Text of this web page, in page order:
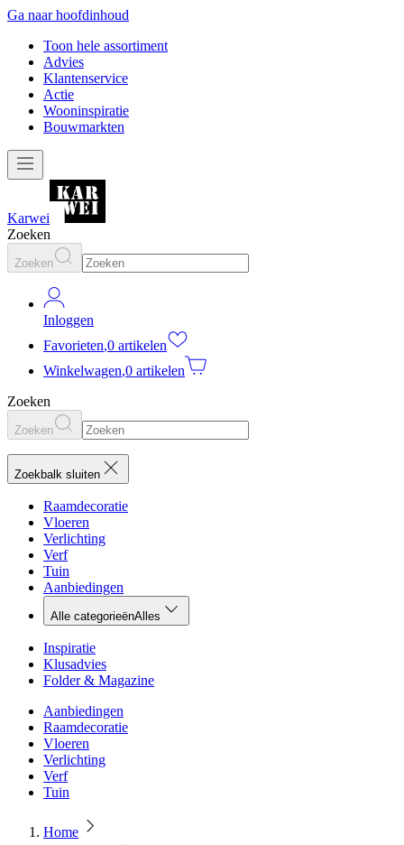
Ga naar hoofdinhoud
Toon hele assortiment
Advies
Klantenservice
Actie
Wooninspiratie
Bouwmarkten
Karwei
Zoeken
Zoeken
Inloggen
Favorieten,0 artikelen
Winkelwagen,0 artikelen
Zoeken
Zoeken
Zoekbalk sluiten
Raamdecoratie
Vloeren
Verlichting
Verf
Tuin
Aanbiedingen
Alle categorieënAlles
Inspiratie
Klusadvies
Folder & Magazine
Aanbiedingen
Raamdecoratie
Vloeren
Verlichting
Verf
Tuin
Home